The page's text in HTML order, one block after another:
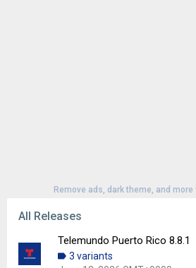
Remove ads, dark theme, and more
All Releases
Telemundo Puerto Rico 8.8.1
3 variants